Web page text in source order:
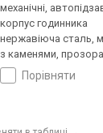
механічні,
корпус годинника
нержавіюча сталь,
з каменями,
кришка, ремінець:
шкіряний, WR 50,
порівняти